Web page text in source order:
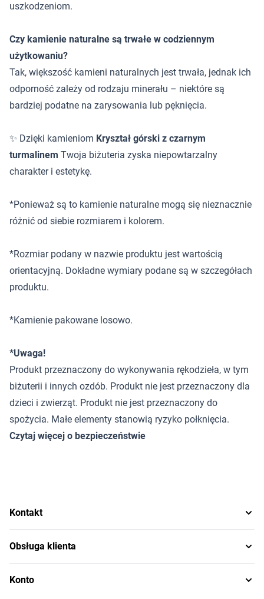
uszkodzeniom.
Czy kamienie naturalne są trwałe w codziennym
użytkowaniu?
Tak, większość kamieni naturalnych jest trwała, jednak ich
odporność zależy od rodzaju minerału – niektóre są
bardziej podatne na zarysowania lub pęknięcia.
✨ Dzięki kamieniom Kryształ górski z czarnym
turmalinem Twoja biżuteria zyska niepowtarzalny
charakter i estetykę.
*Ponieważ są to kamienie naturalne mogą się nieznacznie
różnić od siebie rozmiarem i kolorem.
*Rozmiar podany w nazwie produktu jest wartością
orientacyjną. Dokładne wymiary podane są w szczegółach
produktu.
*Kamienie pakowane losowo.
*Uwaga!
Produkt przeznaczony do wykonywania rękodzieła, w tym
biżuterii i innych ozdób. Produkt nie jest przeznaczony dla
dzieci i zwierząt. Produkt nie jest przeznaczony do
spożycia. Małe elementy stanowią ryzyko połknięcia.
Czytaj więcej o bezpieczeństwie
Kontakt
Obsługa klienta
Konto